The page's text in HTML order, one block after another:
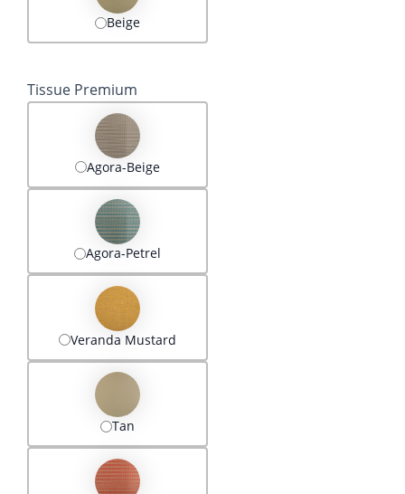
Beige
Tissue Premium
Agora-Beige
Agora-Petrel
Veranda Mustard
Tan